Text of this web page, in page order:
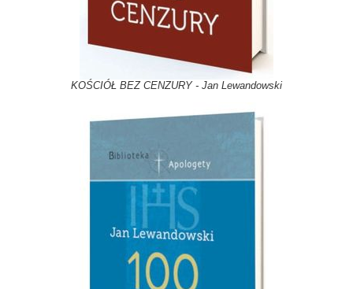
KOŚCIÓŁ BEZ CENZURY - Jan Lewandowski